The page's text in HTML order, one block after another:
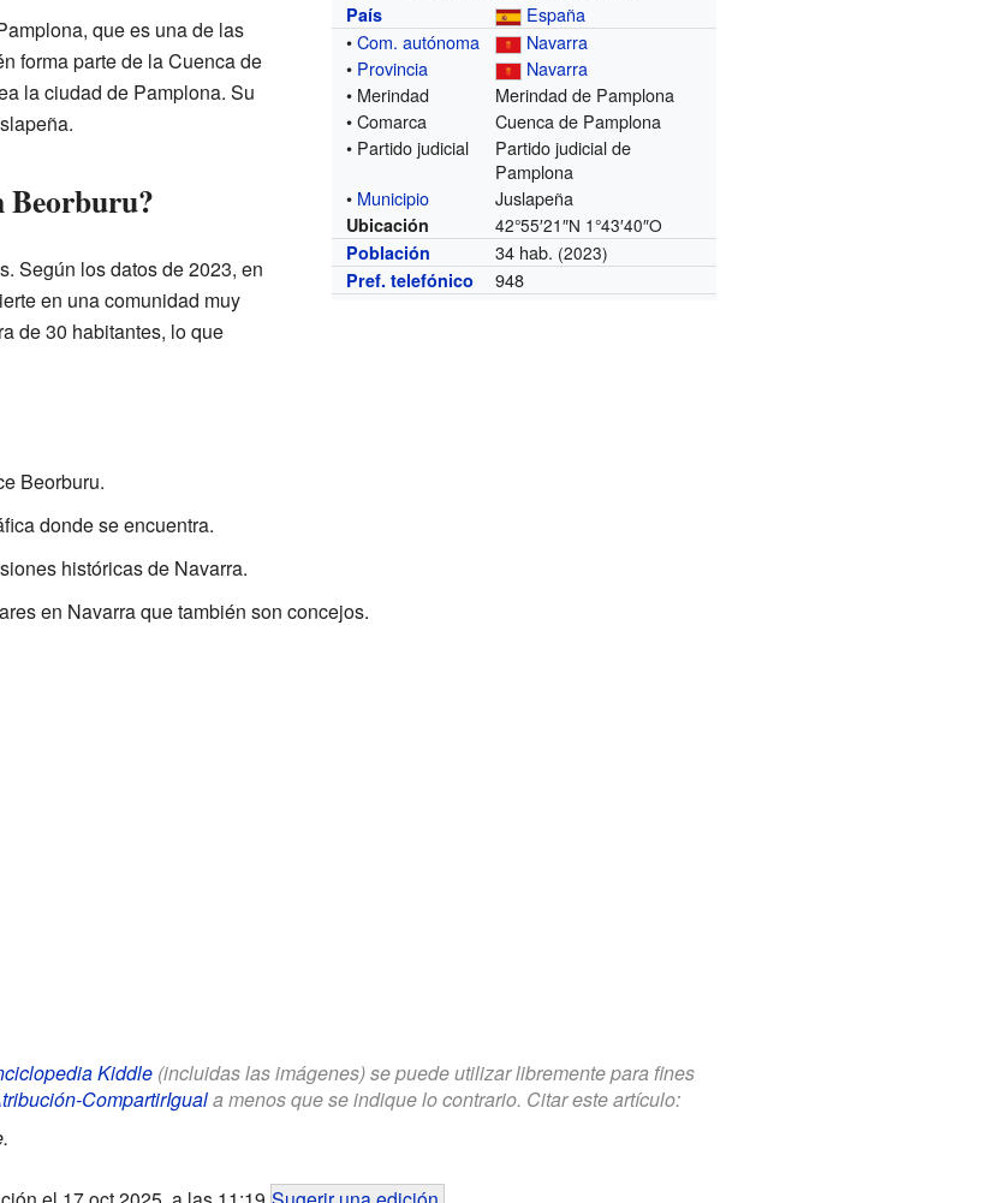
País
España
•Com. autónoma
Navarra
• Provincia
Navarra
• Merindad
Merindad de Pamplona
• Comarca
Cuenca de Pamplona
• Partido judicial
Partido judicial de
Pamplona
• Municipio Juslapeña
Ubicación 42°55′21″N 1°43′40″O
Población
34 hab. (2023)
Pref. telefónico
948
que es una de las
forma parte de la Cuenca de
la ciudad de Pamplona. Su
Beorburu?
Según los datos de 2023, en
en una comunidad muy
de 30 habitantes, lo que
Beorburu.
donde se encuentra.
históricas de Navarra.
en Navarra que también son concejos.
Kiddle(incluidas las imágenes) se puede utilizar libremente para fines
CompartirIguala menos que se indique lo contrario. Citar este artículo: